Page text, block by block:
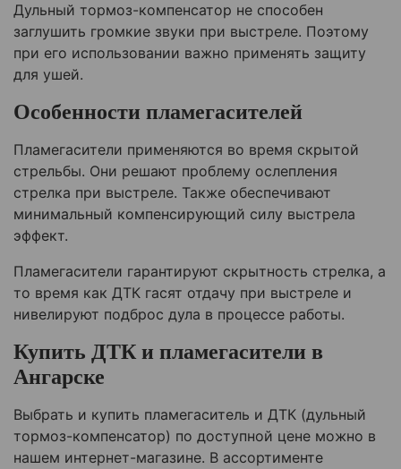
Дульный тормоз-компенсатор не способен
заглушить громкие звуки при выстреле. Поэтому
при его использовании важно применять защиту
для ушей.
Особенности пламегасителей
Пламегасители применяются во время скрытой
стрельбы. Они решают проблему ослепления
стрелка при выстреле. Также обеспечивают
минимальный компенсирующий силу выстрела
эффект.
Пламегасители гарантируют скрытность стрелка, а
то время как ДТК гасят отдачу при выстреле и
нивелируют подброс дула в процессе работы.
Купить ДТК и пламегасители в
Ангарске
Выбрать и купить пламегаситель и ДТК (дульный
тормоз-компенсатор) по доступной цене можно в
нашем интернет-магазине. В ассортименте